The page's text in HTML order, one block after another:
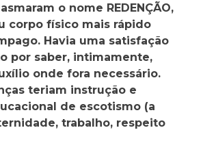
o nome REDENÇÃO,
corpo físico mais rápido
Havia uma satisfação
por saber, intimamente,
onde fora necessário.
teriam instrução e
de escotismo (a
trabalho, respeito